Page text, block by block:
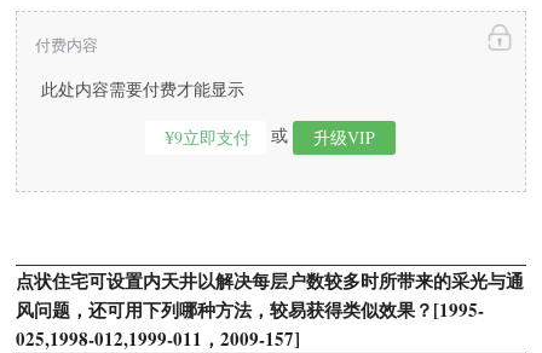
此处内容需要付费才能显示
¥9立即支付 或 升级VIP
付费内容
点状住宅可设置内天井以解决每层户数较多时所带来的采光与通
风问题，还可用下列哪种方法，较易获得类似效果？[1995-
025,1998-012,1999-011，2009-157]